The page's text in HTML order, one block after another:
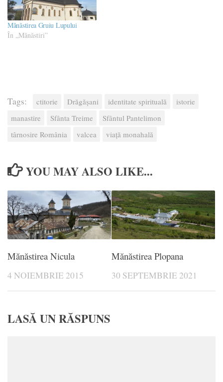
Mănăstirea Gruiu Lupului
În „Mănăstiri”
Tags: ctitorie Drăgășani identitate spirituală
istorie
manastire
Sfânta Treime
Sfântul Pantelimon
târnosire România
valcea viață monahală
YOU MAY ALSO LIKE...
Mănăstirea Nicula
4 NOIEMBRIE 2015
Mănăstirea Plopana
30 SEPTEMBRIE 2021
LASĂ UN RĂSPUNS